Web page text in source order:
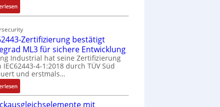
-
I
d
u
s
t
r
i
e
:
M
b
i
l
f
u
n
k
Zertifizierung bestätigt
ML3 für sichere Entwicklung
Industrial hat seine Zertifizierung
IEC62443-4-1:2018 durch TÜV Süd
und erstmals…
:
I
E
mit